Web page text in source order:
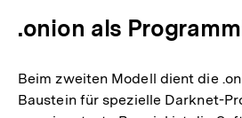
.onion als
Beim zweiten Modell dient die
Baustein für spezielle Darknet-